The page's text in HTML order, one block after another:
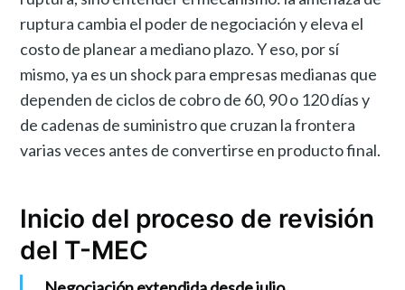
ruptura cambia el poder de negociación y eleva el
costo de planear a mediano plazo. Y eso, por sí
mismo, ya es un shock para empresas medianas que
dependen de ciclos de cobro de 60, 90 o 120 días y
de cadenas de suministro que cruzan la frontera
varias veces antes de convertirse en producto final.
Inicio del proceso de revisión
del T-MEC